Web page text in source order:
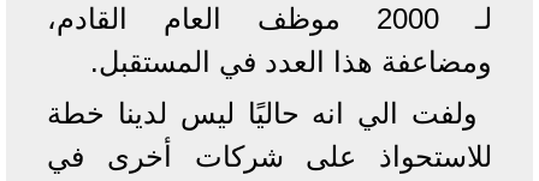
لـ 2000 موظف العام القادم،
ومضاعفة هذا العدد في المستقبل.
ولفت الي انه حاليًا ليس لدينا خطة
للاستحواذ على شركات أخرى في